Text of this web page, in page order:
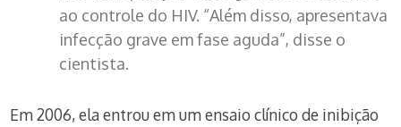
ao controle do HIV. “Além disso, apresentava
infecção grave em fase aguda”, disse o
cientista.
Em 2006, ela entrou em um ensaio clínico de inibição